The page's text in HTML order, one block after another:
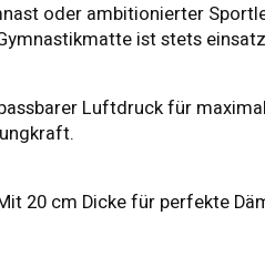
oder ambitionierter
ist stets
Luftdruck für
20 cm Dicke für perfekte